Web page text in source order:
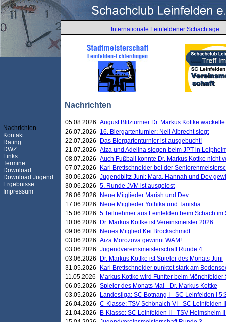
Internationale Leinfeldener Schachtage
Nachrichten
Nachrichten
Kontakt
Rating
DWZ
Links
Termine
Download
Download Jugend
Ergebnisse
Impressum
05.08.2026 August Blitzturnier Dr. Markus Kottke
26.07.2026
16. Biergartenturnier: Neil Albrecht siegt
22.07.2026
Das Biergartenturnier ist ausgebucht!
21.07.2026 Aiza und Adelina siegen beim JPT in
08.07.2026 Auch Fußball konnte Dr. Markus Kottke nicht
07.07.2026
Karl Brettschneider bei der
30.06.2026 Jugendblitz Juni: Mara, Hannah und Dev
30.06.2026 5. Runde JVM ist ausgelost
26.06.2026
Neue Mitglieder Marish und Dev
17.06.2026
Neue Mitglieder Yothika und Tanisha
15.06.2026 5 Teilnehmer aus Leinfelden beim Schach
10.06.2026
Dr. Markus Kottke ist Vereinsmeister 2026
09.06.2026
Neues Mitglied Kei Brockschmidt
03.06.2026 Aiza Morozova gewinnt WAM!
03.06.2026 Jugendvereinsmeisterschaft Runde 4
03.06.2026
Dr. Markus Kottke ist Spieler des Monats Juni
31.05.2026
Karl Brettschneider punktet stark am
11.05.2026
Markus Kottke wird Fünfter beim
06.05.2026 Spieler des Monats Mai - Dr. Markus Kottke
03.05.2026
Landesliga: SC Botnang I - SC Leinfelden I
26.04.2026 C-Klasse: TSV Schönaich VI - SC Leinfelden
21.04.2026
B-Klasse: SC Leinfelden II - TSV Heimsheim